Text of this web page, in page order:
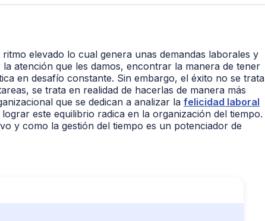
elevado lo cual genera unas demandas laborales y
atención que les damos, encontrar la manera de tener
en desafío constante. Sin embargo, el éxito no se trata
se trata en realidad de hacerlas de manera más
que se dedican a analizar la felicidad laboral
este equilibrio radica en la organización del tiempo.
y como la gestión del tiempo es un potenciador de